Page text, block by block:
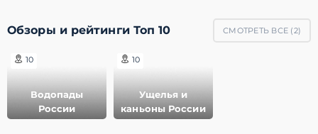
Обзоры и рейтинги Топ 10 СМОТРЕТЬ ВСЕ (2)
10
Водопады
России
10
Ущелья и
каньоны России